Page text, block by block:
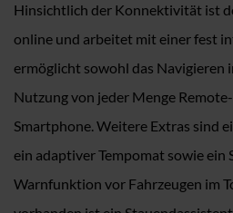
Hinsichtlich der Konnektivität ist
online und arbeitet mit einer fest
ermöglicht sowohl das Navigieren
Nutzung von jeder Menge
Smartphone. Weitere Extras sind
ein adaptiver Tempomat sowie ein
Warnfunktion vor Fahrzeugen im